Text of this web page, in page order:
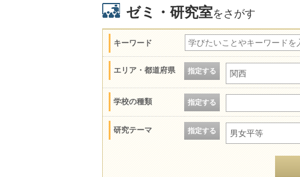
ゼミ・研究室をさがす
キーワード
エリア・都道府県 指定する 関西
学校の種類 指定する
研究テーマ 指定する 男女平等